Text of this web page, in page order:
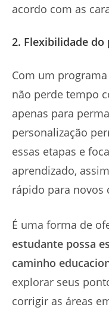
acordo com as
2. Flexibilidade
Com um
não perde tempo
apenas para
personalização
essas etapas e
aprendizado,
rápido para novos
É uma forma de
estudante possa
caminho
explorar seus
corrigir as áreas